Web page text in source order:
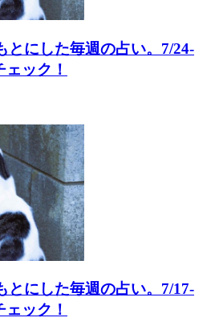
とにした毎週の占い。7/24-
ック！
とにした毎週の占い。7/17-
ック！